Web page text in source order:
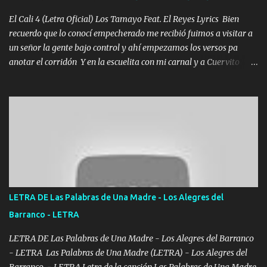
echarle chingazos Y seguir trabajando porque nada es...
El Cali 4 (Letra Oficial) Los Tamayo Feat. El Reyes Lyrics Bien
recuerdo que lo conocí empecherado me recibió fuimos a visitar a
un señor la gente bajo control y ahí empezamos los versos pa
anotar el corridón Y en la escuelita con mi carnal y a Cuervito
verde se le extraña pa que sepan Aquí Pura GENTE DE LA RANA 🐸
POR CLAVE ES EL CALI 4 EN LA CIUDAD TIJUANA Música Al
tirante andamos mi carnal atento a cualquier necesidad no porque
se ve limpio el camino nos confiamos al andar y nunca con la
misma piedra me vuelvo a tropezar Cuando ando de enamorado
en corto me tiró a per...
LETRA DE Las Palabras de Una Madre - Los Alegres del
Barranco - LETRA
LETRA DE Las Palabras de Una Madre - Los Alegres del Barranco
- LETRA Las Palabras de Una Madre (LETRA) - Los Alegres del